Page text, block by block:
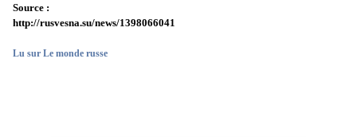
Source :
http://rusvesna.su/news/1398066041
Lu sur Le monde russe